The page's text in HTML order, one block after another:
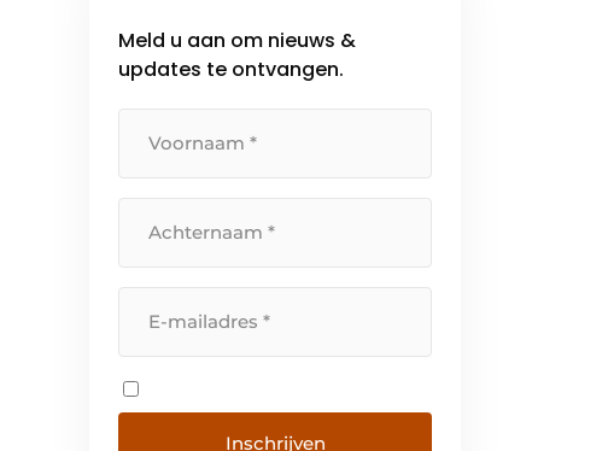
altijd is gegarandeerd. Het
hoofdkantoor van Pilz bevindt
Meld u aan om nieuws &
updates te ontvangen.